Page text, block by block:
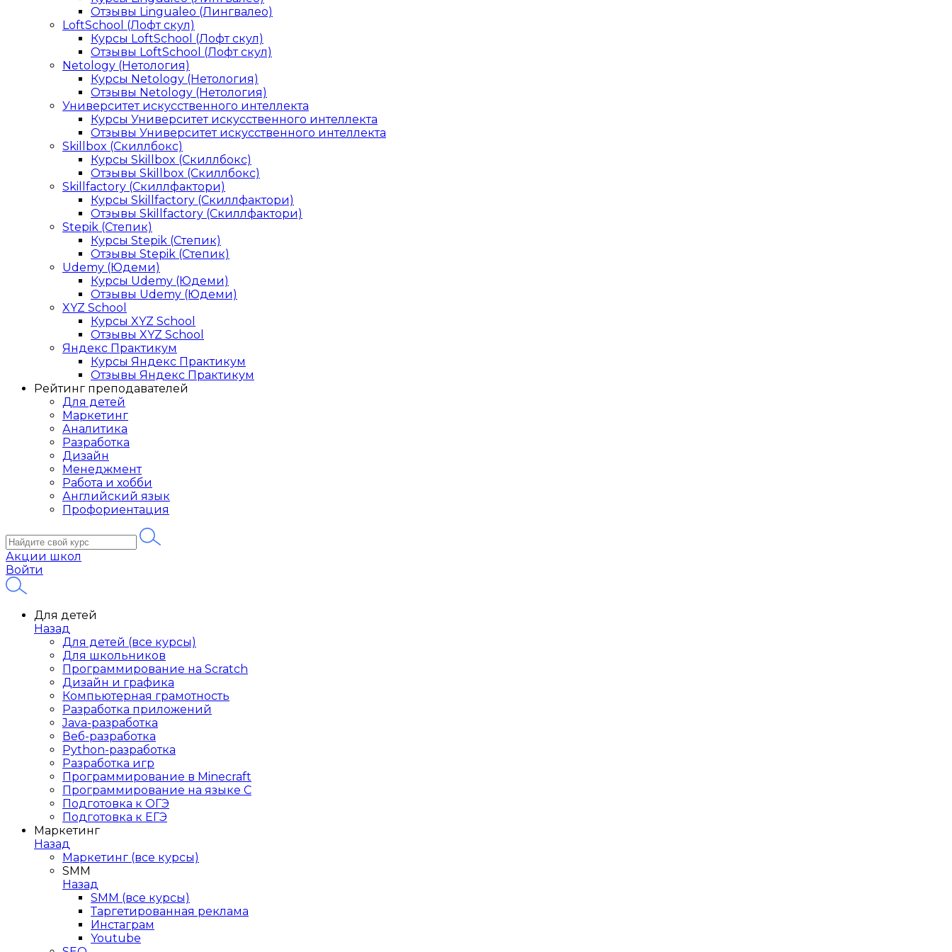
Отзывы Lingualeo (Лингвалео)
LoftSchool (Лофт скул)
Курсы LoftSchool (Лофт скул)
Отзывы LoftSchool (Лофт скул)
Netology (Нетология)
Курсы Netology (Нетология)
Отзывы Netology (Нетология)
Университет искусственного интеллекта
Курсы Университет искусственного интеллекта
Отзывы Университет искусственного интеллекта
Skillbox (Скиллбокс)
Курсы Skillbox (Скиллбокс)
Отзывы Skillbox (Скиллбокс)
Skillfactory (Скиллфактори)
Курсы Skillfactory (Скиллфактори)
Отзывы Skillfactory (Скиллфактори)
Stepik (Степик)
Курсы Stepik (Степик)
Отзывы Stepik (Степик)
Udemy (Юдеми)
Курсы Udemy (Юдеми)
Отзывы Udemy (Юдеми)
XYZ School
Курсы XYZ School
Отзывы XYZ School
Яндекс Практикум
Курсы Яндекс Практикум
Отзывы Яндекс Практикум
Рейтинг преподавателей
Для детей
Маркетинг
Аналитика
Разработка
Дизайн
Менеджмент
Работа и хобби
Английский язык
Профориентация
Акции школ
Войти
Для детей
Назад
Для детей (все курсы)
Для школьников
Программирование на Scratch
Дизайн и графика
Компьютерная грамотность
Разработка приложений
Java-разработка
Веб-разработка
Python-разработка
Разработка игр
Программирование в Minecraft
Программирование на языке C
Подготовка к ОГЭ
Подготовка к ЕГЭ
Маркетинг
Назад
Маркетинг (все курсы)
SMM
Назад
SMM (все курсы)
Таргетированная реклама
Инстаграм
Youtube